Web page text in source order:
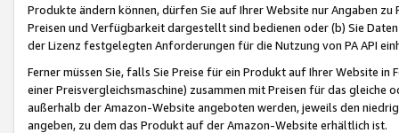
Produkte ändern können, dürfen Sie auf Ihrer Website nur Angaben
Preisen und Verfügbarkeit dargestellt sind bedienen oder (b) Sie
der Lizenz festgelegten Anforderungen für die Nutzung von PA API
Ferner müssen Sie, falls Sie Preise für ein Produkt auf Ihrer Website
einer Preisvergleichsmaschine) zusammen mit Preisen für das
außerhalb der Amazon-Website angeboten werden, jeweils den
angeben, zu dem das Produkt auf der Amazon-Website erhältlich ist.